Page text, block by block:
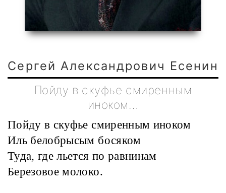
Сергей Александрович Есенин
Пойду в скуфье смиренным
иноком…
Пойду в скуфье смиренным иноком
Иль белобрысым босяком
Туда, где льется по равнинам
Березовое молоко.